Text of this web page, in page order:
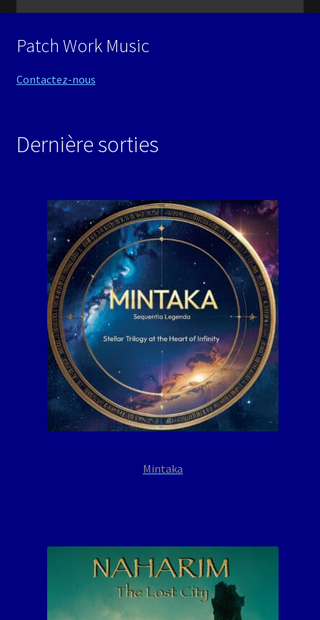
Patch Work Music
Contactez-nous
Dernière sorties
Mintaka